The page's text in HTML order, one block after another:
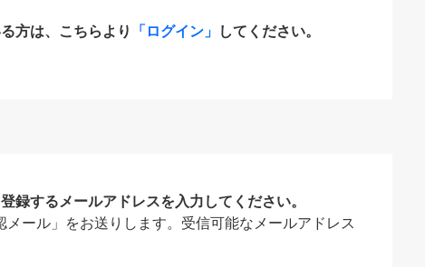
方は、こちらより 「ログイン」 してください。
するメールアドレスを入力してください。
ール」をお送りします。受信可能なメールアドレス